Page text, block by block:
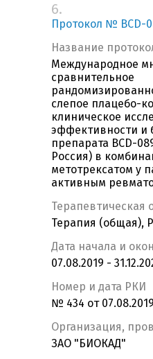
6.
Протокол № BCD-
Название
Международное
сравнительное
слепое плацебо-
клиническое
эффективности и
препарата BCD-
Россия) в
метотрексатом у
активным
Терапевтическая
Терапия (общая),
Дата начала и
07.08.2019 -
Номер и дата РКИ
№ 434 от 07.08.2019
Организация,
ЗАО "БИОКАД"